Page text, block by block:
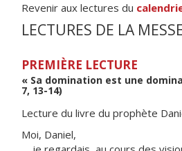
Revenir aux lectures du
LECTURES DE LA
PREMIÈRE LECTURE
« Sa domination est une
7, 13-14)
Lecture du livre du prophète
Moi, Daniel,